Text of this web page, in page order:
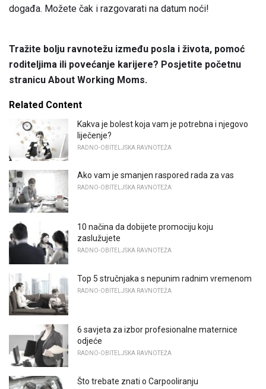
događa. Možete čak i razgovarati na datum noći!
Tražite bolju ravnotežu između posla i života, pomoć
roditeljima ili povećanje karijere? Posjetite početnu
stranicu About Working Moms.
Related Content
Kakva je bolest koja vam je potrebna i njegovo
liječenje?
RADNO-OBITELJSKA RAVNOTEŽA
Ako vam je smanjen raspored rada za vas
RADNO-OBITELJSKA RAVNOTEŽA
10 načina da dobijete promociju koju
zaslužujete
RADNO-OBITELJSKA RAVNOTEŽA
Top 5 stručnjaka s nepunim radnim vremenom
RADNO-OBITELJSKA RAVNOTEŽA
6 savjeta za izbor profesionalne maternice
odjeće
RADNO-OBITELJSKA RAVNOTEŽA
Što trebate znati o Carpooliranju